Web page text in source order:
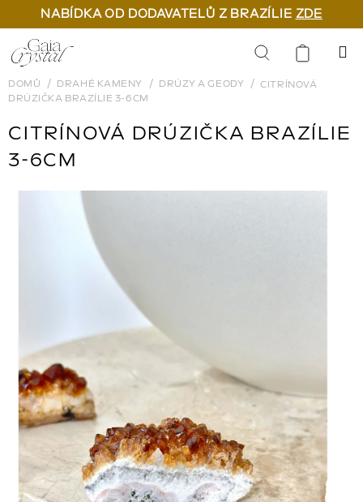
NABÍDKA OD DODAVATELŮ Z BRAZÍLIE ZDE
Přejít
na
obsah
Hledat
DOMŮ DRAHÉ KAMENY DRÚZY A GEODY
CITRÍNOVÁ
DRÚZIČKA BRAZÍLIE 3-6CM
CITRÍNOVÁ DRÚZIČKA BRAZÍLIE
3-6CM